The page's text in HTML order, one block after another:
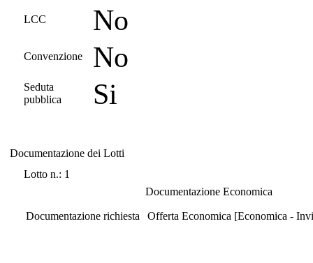
LCC No
Convenzione No
Seduta
pubblica
Si
Documentazione dei Lotti
Lotto n.: 1
Documentazione Economica
Documentazione richiesta Offerta Economica [Economica -